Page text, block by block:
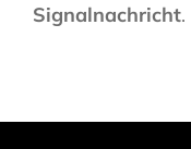
Signalnachricht.